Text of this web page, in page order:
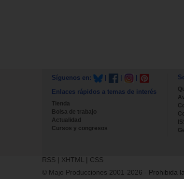
Síguenos en:
Enlaces rápidos a temas de interés
Tienda
Bolsa de trabajo
Actualidad
Cursos y congresos
RSS | XHTML | CSS
© Majo Producciones 2001-2026 - Prohibida